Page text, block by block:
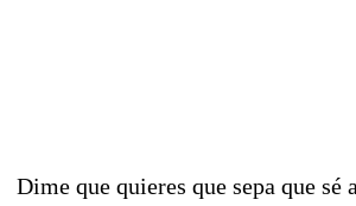
Dime que quieres que sepa que sé